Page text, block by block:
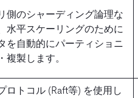
側のシャーディング論理な
水平スケーリングのために
を自動的にパーティショニ
複製します。
ロトコル (Raft等) を使用し